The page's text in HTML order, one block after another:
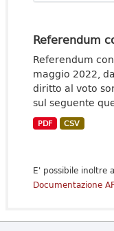
Referendum
Referendum
maggio 2022,
diritto al voto
sul seguente
PDF CSV
E' possibile inoltre
Documentazione